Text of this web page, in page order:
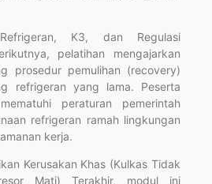
K3, dan Regulasi
pelatihan mengajarkan
prosedur pemulihan (recovery)
refrigeran yang lama. Peserta
peraturan pemerintah
refrigeran ramah lingkungan
kerja.
Kerusakan Khas (Kulkas Tidak
Mati) Terakhir, modul ini